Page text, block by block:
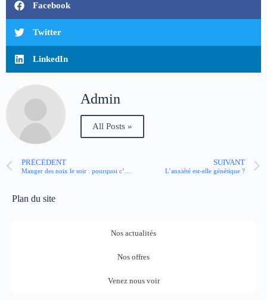
Facebook
Twitter
LinkedIn
Admin
All Posts »
PRÉCÉDENT SUIVANT
L’anxiété est-elle génétique ?
Plan du site
Nos actualités
Nos offres
Venez nous voir